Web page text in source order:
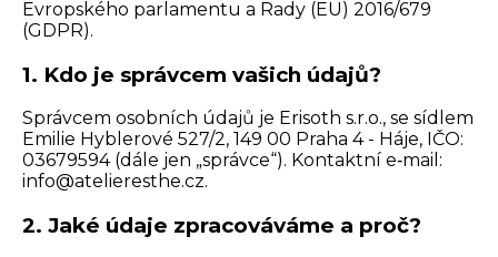
Evropského parlamentu a Rady (EU) 2016/679
(GDPR).
1. Kdo je správcem vašich údajů?
Správcem osobních údajů je Erisoth s.r.o., se sídlem
Emilie Hyblerové 527/2, 149 00 Praha 4 - Háje, IČO:
03679594 (dále jen „správce“). Kontaktní e‑mail:
.zc.ehtsereileta@ofni
2. Jaké údaje zpracováváme a proč?